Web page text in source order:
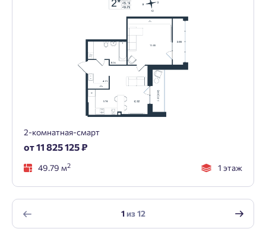
2-комнатная-смарт
от 11 825 125 ₽
49.79 м2 1 этаж
1из12